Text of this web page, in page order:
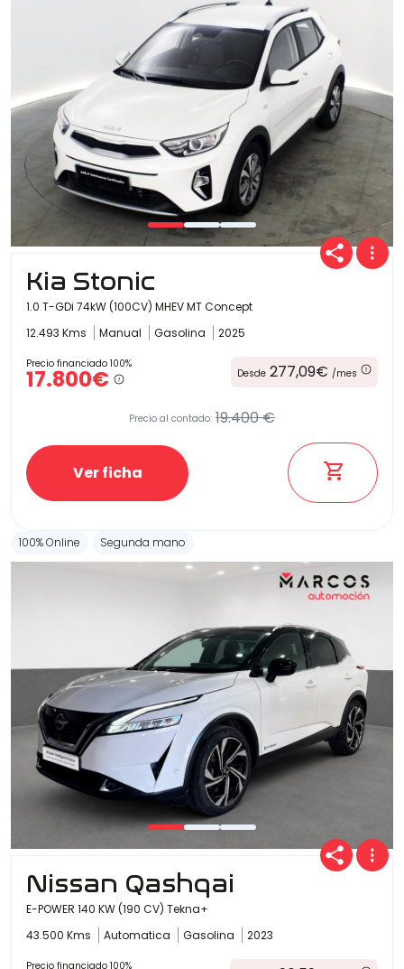
Kia Stonic
1.0 T-GDi 74kW (100CV) MHEV MT Concept
12.493 Kms
Manual Gasolina 2025
Precio financiado 100%
17.800€ Desde 277,09€ /mes
Precio al contado: 19.400 €
Ver ficha
100% Online Segunda mano
Nissan Qashqai
E-POWER 140 KW (190 CV) Tekna+
43.500 Kms
Automatica Gasolina 2023
Precio financiado 100%